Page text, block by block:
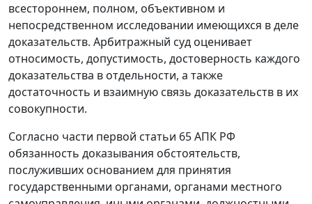
всестороннем, полном, объективном и
непосредственном исследовании имеющихся в деле
доказательств. Арбитражный суд оценивает
относимость, допустимость, достоверность каждого
доказательства в отдельности, а также
достаточность и взаимную связь доказательств в их
совокупности.
Согласно части первой статьи 65АПК РФ
обязанность доказывания обстоятельств,
послуживших основанием для принятия
государственными органами, органами местного